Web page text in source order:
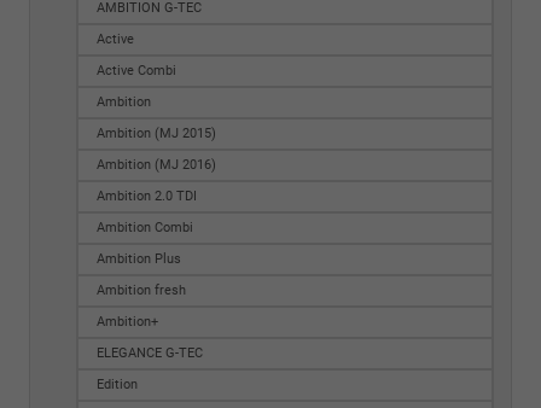
AMBITION G-TEC
Active
Active Combi
Ambition
Ambition (MJ 2015)
Ambition (MJ 2016)
Ambition 2.0 TDI
Ambition Combi
Ambition Plus
Ambition fresh
Ambition+
ELEGANCE G-TEC
Edition